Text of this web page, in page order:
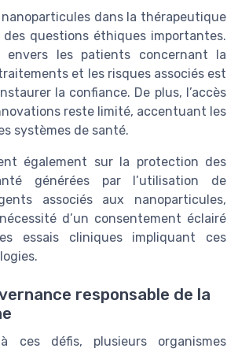
nanoparticules dans la thérapeutique
des questions éthiques importantes.
envers les patients concernant la
et les risques associés est
la confiance. De plus, l’accès
reste limité, accentuant les
systèmes de santé.
également sur la protection des
générées par l’utilisation de
associés aux nanoparticules,
d’un consentement éclairé
essais cliniques impliquant ces
responsable de la
ces défis, plusieurs organismes